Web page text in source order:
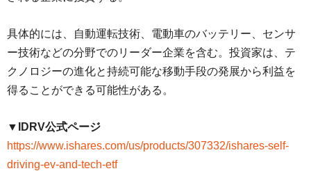
具体的には、自動運転技術、電動車のバッテリー、センサ
ー技術などの分野でのリーダー企業を含む。投資家は、テ
クノロジーの進化と持続可能な移動手段の発展から利益を
得ることができる可能性がある。
▼IDRV公式ページ
https://www.ishares.com/us/products/307332/ishares-self-
driving-ev-and-tech-etf